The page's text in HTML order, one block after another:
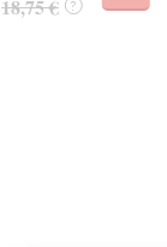
18,75 € ?